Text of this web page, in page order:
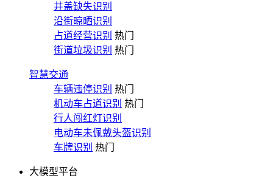
井盖缺失识别
沿街晾晒识别
占道经营识别 热门
街道垃圾识别 热门
智慧交通
车辆违停识别 热门
机动车占道识别 热门
行人闯红灯识别
电动车未佩戴头盔识别
车牌识别 热门
大模型平台